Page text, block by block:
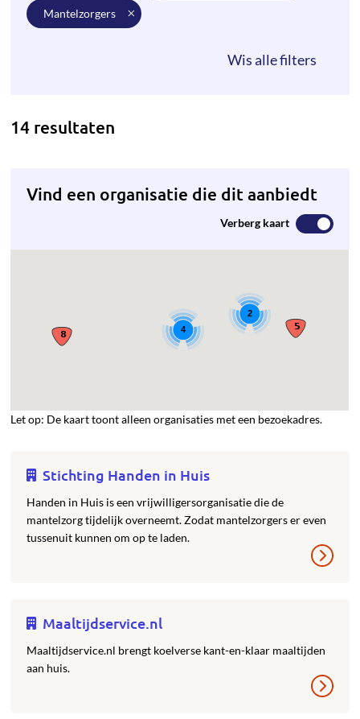
mantelzorgers
14 resultaten
Vind een organisatie die dit aanbiedt
Verberg kaart
4
2
Let op: De kaart toont alleen organisaties met een bezoekadres.
Stichting Handen in Huis
Handen in Huis is een vrijwilligersorganisatie die de
mantelzorg tijdelijk overneemt. Zodat mantelzorgers er even
tussenuit kunnen om op te laden.
Maaltijdservice.nl
Maaltijdservice.nl brengt koelverse kant-en-klaar maaltijden
aan huis.